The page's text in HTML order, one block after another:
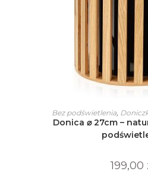
WYBIERZ
ma
na
Bez podświetlenia,
Donica ⌀ 27cm –
199,00